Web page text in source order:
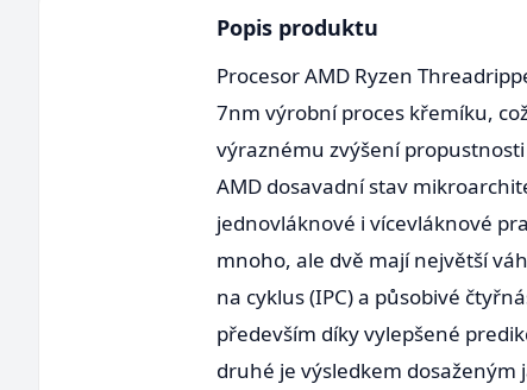
Popis produktu
Procesor AMD Ryzen
7nm výrobní proces křemíku,
výraznému zvýšení
AMD dosavadní stav
jednovláknové i vícevláknové
mnoho, ale dvě mají největší
na cyklus (IPC) a působivé
především díky vylepšené
druhé je výsledkem dosaženým